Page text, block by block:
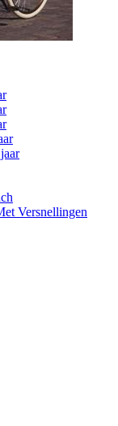
Versnellingen